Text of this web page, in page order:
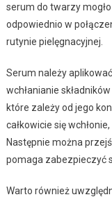
serum do twarzy
odpowiednio w
rutynie pielęgnacyjnej.
Serum należy
wchłanianie
które zależy od jego
całkowicie się
Następnie można
pomaga zabezpieczyć
Warto również